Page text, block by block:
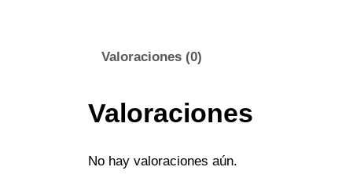
Valoraciones (0)
Valoraciones
No hay valoraciones aún.